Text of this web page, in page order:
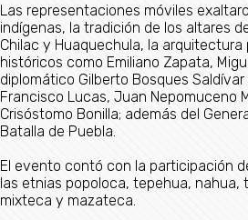
Las representaciones móviles
indígenas, la tradición de los altares
Chilac y Huaquechula, la arquitectura
históricos como Emiliano Zapata,
diplomático Gilberto Bosques
Francisco Lucas, Juan Nepomuceno
Crisóstomo Bonilla; además del
Batalla de Puebla.
El evento contó con la participación
las etnias popoloca, tepehua, nahua,
mixteca y mazateca.